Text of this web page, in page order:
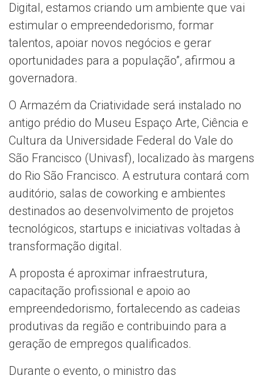
Digital, estamos criando um ambiente que vai
estimular o empreendedorismo, formar
talentos, apoiar novos negócios e gerar
oportunidades para a população”, afirmou a
governadora.
O Armazém da Criatividade será instalado no
antigo prédio do Museu Espaço Arte, Ciência e
Cultura da Universidade Federal do Vale do
São Francisco (Univasf), localizado às margens
do Rio São Francisco. A estrutura contará com
auditório, salas de coworking e ambientes
destinados ao desenvolvimento de projetos
tecnológicos, startups e iniciativas voltadas à
transformação digital.
A proposta é aproximar infraestrutura,
capacitação profissional e apoio ao
empreendedorismo, fortalecendo as cadeias
produtivas da região e contribuindo para a
geração de empregos qualificados.
Durante o evento, o ministro das